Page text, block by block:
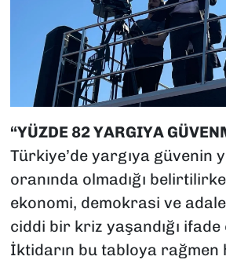
“YÜZDE 82 YARGIYA
Türkiye’de yargıya güvenin
oranında olmadığı
ekonomi, demokrasi ve
ciddi bir kriz yaşandığı
İktidarın bu tabloya rağmen